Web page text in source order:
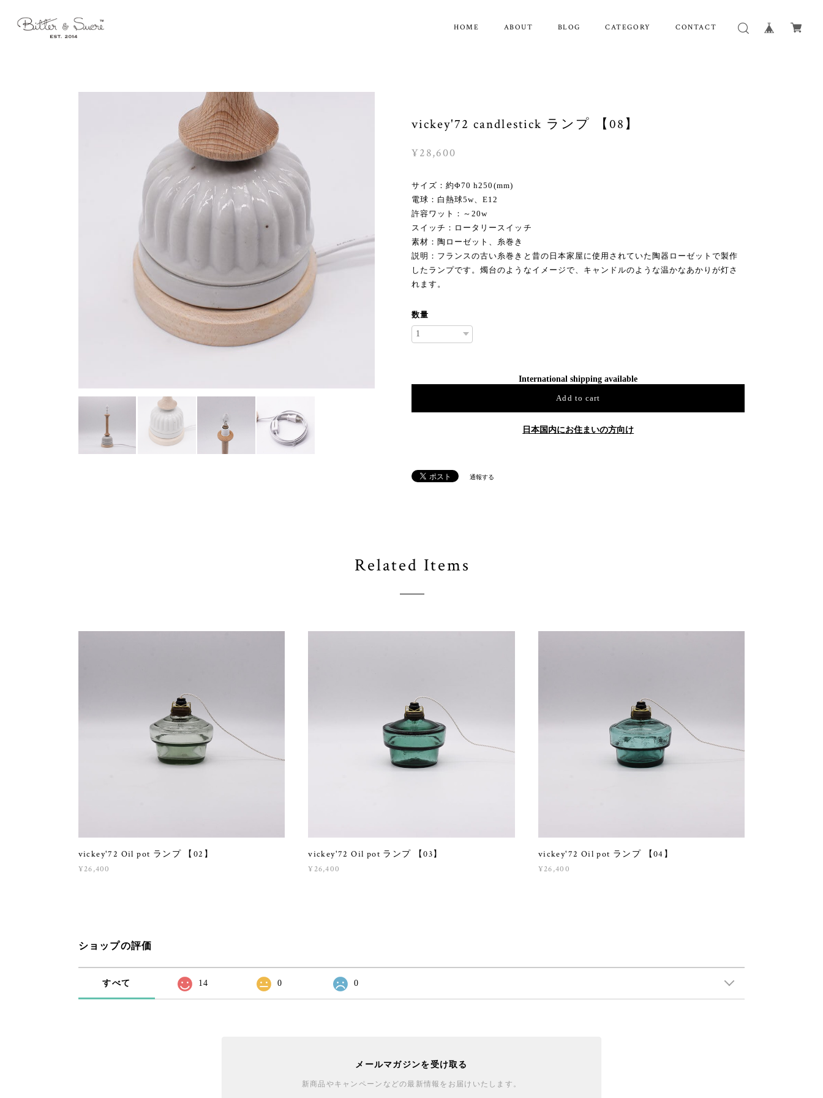
HOME ABOUT BLOG CATEGORY CONTACT
vickey'72 candlestick ランプ 【08】
¥28,600
サイズ：約Φ70 h250(mm)
電球：白熱球5w、E12
許容ワット：～20w
スイッチ：ロータリースイッチ
素材：陶ローゼット、糸巻き
説明：フランスの古い糸巻きと昔の日本家屋に使用されていた陶器ローゼットで製作
したランプです。燭台のようなイメージで、キャンドルのような温かなあかりが灯さ
れます。
数量
International shipping available
Add to cart
日本国内にお住まいの方向け
通報する
Related Items
vickey'72 Oil pot ランプ 【02】
¥26,400
vickey'72 Oil pot ランプ 【03】
¥26,400
vickey'72 Oil pot ランプ 【04】
¥26,400
ショップの評価
すべて 14 0 0
メールマガジンを受け取る
新商品やキャンペーンなどの最新情報をお届けいたします。